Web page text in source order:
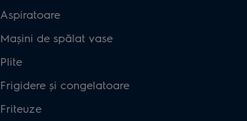
Aspiratoare
Mașini de spălat vase
Plite
Frigidere și congelatoare
Friteuze